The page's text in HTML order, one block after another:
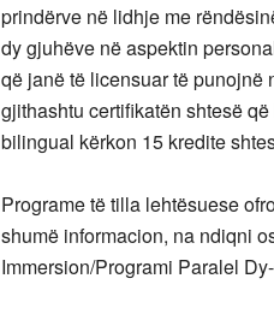
prindërve në lidhje me
dy gjuhëve në aspektin
që janë të licensuar të punojnë
gjithashtu certifikatën shtesë
bilingual kërkon 15 kredite
Programe të tilla lehtësuese
shumë informacion, na ndiqni
Immersion/Programi Paralel